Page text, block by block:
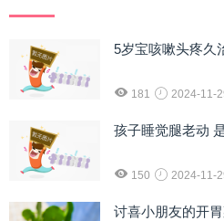
5岁宝咳嗽头疼久
181 2024-11-
孩子睡觉腿老动
150 2024-11-
讨喜小朋友的开